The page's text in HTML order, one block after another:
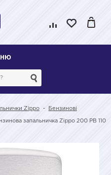
Zippo - Бензинові
запальничка Zippo 200 PB 110